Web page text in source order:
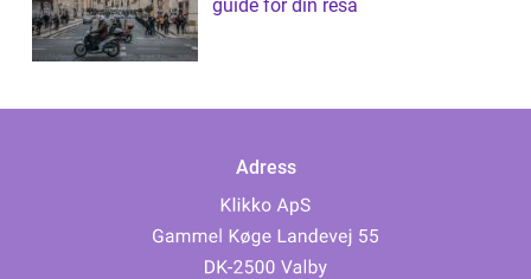
guide för din resa
Adress